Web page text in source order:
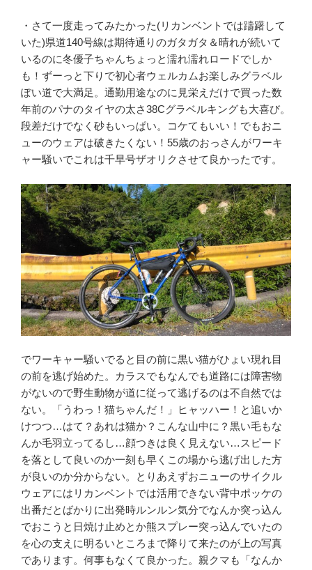
・さて一度走ってみたかった(リカンベントでは躊躇して
いた)県道140号線は期待通りのガタガタ＆晴れが続いて
いるのに冬優子ちゃんちょっと濡れ濡れロードでしか
も！ずーっと下りで初心者ウェルカムお楽しみグラベル
ぽい道で大満足。通勤用途なのに見栄えだけで買った数
年前のパナのタイヤの太さ38Cグラベルキングも大喜び。
段差だけでなく砂もいっぱい。コケてもいい！でもおニ
ューのウェアは破きたくない！55歳のおっさんがワーキ
ャー騒いでこれは千早号ザオリクさせて良かったです。
でワーキャー騒いでると目の前に黒い猫がひょい現れ目
の前を逃げ始めた。カラスでもなんでも道路には障害物
がないので野生動物が道に従って逃げるのは不自然では
ない。「うわっ！猫ちゃんだ！」ヒャッハー！と追いか
けつつ…はて？あれは猫か？こんな山中に？黒い毛もな
んか毛羽立ってるし…顔つきは良く見えない…スピード
を落として良いのか一刻も早くこの場から逃げ出した方
が良いのか分からない。とりあえずおニューのサイクル
ウェアにはリカンベントでは活用できない背中ポッケの
出番だとばかりに出発時ルンルン気分でなんか突っ込ん
でおこうと日焼け止めとか熊スプレー突っ込んでいたの
を心の支えに明るいところまで降りて来たのが上の写真
であります。何事もなくて良かった。親クマも「なんか